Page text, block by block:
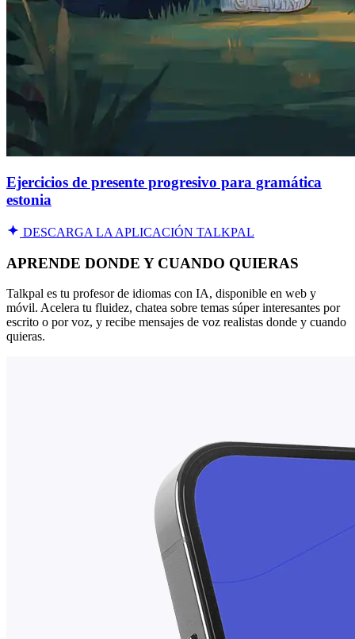
Ejercicios de presente progresivo para gramática
estonia
DESCARGA LA APLICACIÓN TALKPAL
APRENDE DONDE Y CUANDO QUIERAS
Talkpal es tu profesor de idiomas con IA, disponible en web y
móvil. Acelera tu fluidez, chatea sobre temas súper interesantes por
escrito o por voz, y recibe mensajes de voz realistas donde y cuando
quieras.